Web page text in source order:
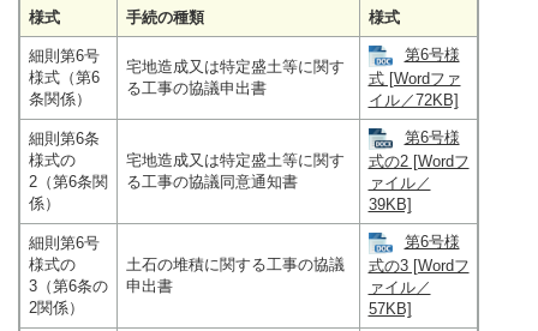
様式 手続の種類 様式
細則第6号
様式（第6
条関係）
宅地造成又は特定盛土等に関す
る工事の協議申出書
第6号様
式 [Wordファ
イル／72KB]
細則第6条
様式の
2（第6条関
係）
宅地造成又は特定盛土等に関す
る工事の協議同意通知書
第6号様
式の2 [Wordフ
ァイル／
39KB]
細則第6号
様式の
3（第6条の
2関係）
土石の堆積に関する工事の協議
申出書
第6号様
式の3 [Wordフ
ァイル／
57KB]